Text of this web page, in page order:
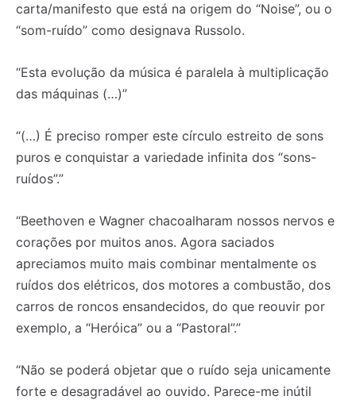
carta/manifesto que está na origem do “Noise”, ou o
“som-ruído” como designava Russolo.
“Esta evolução da música é paralela à multiplicação
das máquinas (…)”
“(…) É preciso romper este círculo estreito de sons
puros e conquistar a variedade infinita dos “sons-
ruídos”.”
“Beethoven e Wagner chacoalharam nossos nervos e
corações por muitos anos. Agora saciados
apreciamos muito mais combinar mentalmente os
ruídos dos elétricos, dos motores a combustão, dos
carros de roncos ensandecidos, do que reouvir por
exemplo, a “Heróica” ou a “Pastoral”.”
“Não se poderá objetar que o ruído seja unicamente
forte e desagradável ao ouvido. Parece-me inútil